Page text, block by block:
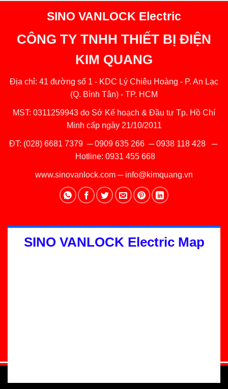
SINO VANLOCK Electric
CÔNG TY TNHH THIẾT BỊ ĐIỆN
KIM QUANG
Địa chỉ: 41 đường số 1 - KDC Lý Chiêu Hoàng - P. An Lạc
(Q. Bình Tân) - TP. HCM
MST: 0311259943 do Sở Kế hoạch & Đầu tư Tp. Hồ Chí
Minh cấp ngày 21/10/2011
ĐT: (028) 6681 7379 ─0909 635 266─0938 118 428─
Hotline: 0931 455 668
www.sinovanlock.com ─ info@kimquang.vn
SINO VANLOCK Electric Map